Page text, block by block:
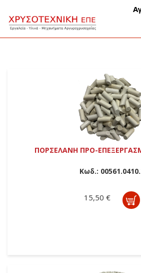
ΠΟΡΣΕΛΑΝΗ ΠΡΟ-
Κωδ.:
15,50 €